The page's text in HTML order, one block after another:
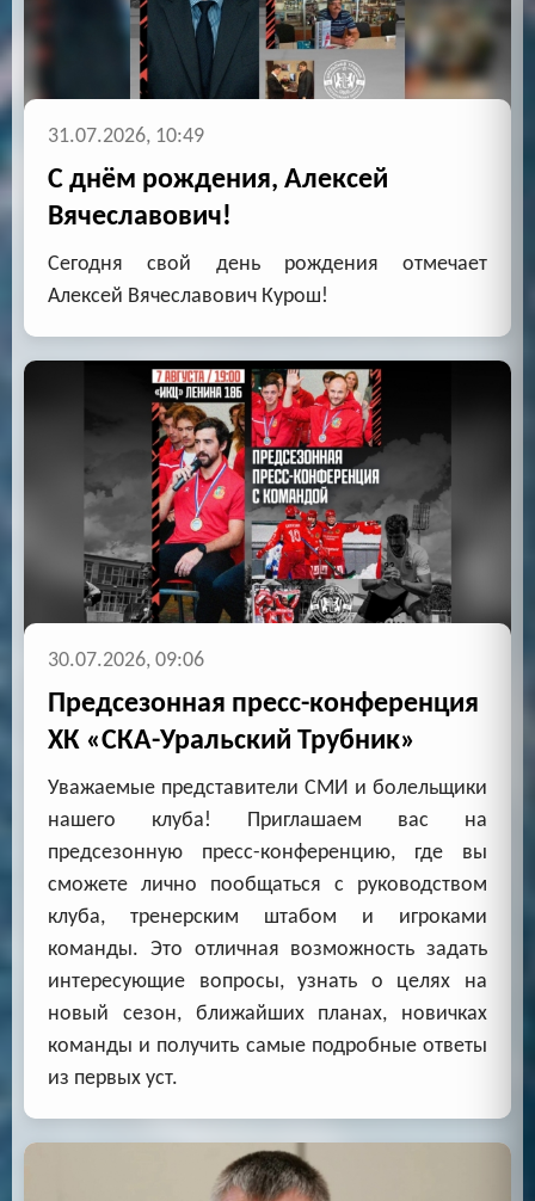
31.07.2026, 10:49
С днём рождения, Алексей
Вячеславович!
Сегодня свой день рождения отмечает
Алексей Вячеславович Курош!
30.07.2026, 09:06
Предсезонная пресс-конференция
ХК «СКА-Уральский Трубник»
Уважаемые представители СМИ и болельщики
нашего клуба! Приглашаем вас на
предсезонную пресс-конференцию, где вы
сможете лично пообщаться с руководством
клуба, тренерским штабом и игроками
команды. Это отличная возможность задать
интересующие вопросы, узнать о целях на
новый сезон, ближайших планах, новичках
команды и получить самые подробные ответы
из первых уст.